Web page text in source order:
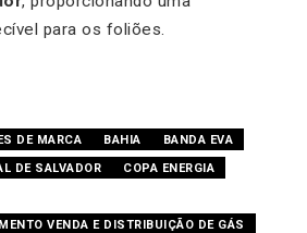
para os foliões.
DE MARCA BAHIA
BANDA EVA
DE SALVADOR
COPA ENERGIA
VENDA E DISTRIBUIÇÃO DE GÁS